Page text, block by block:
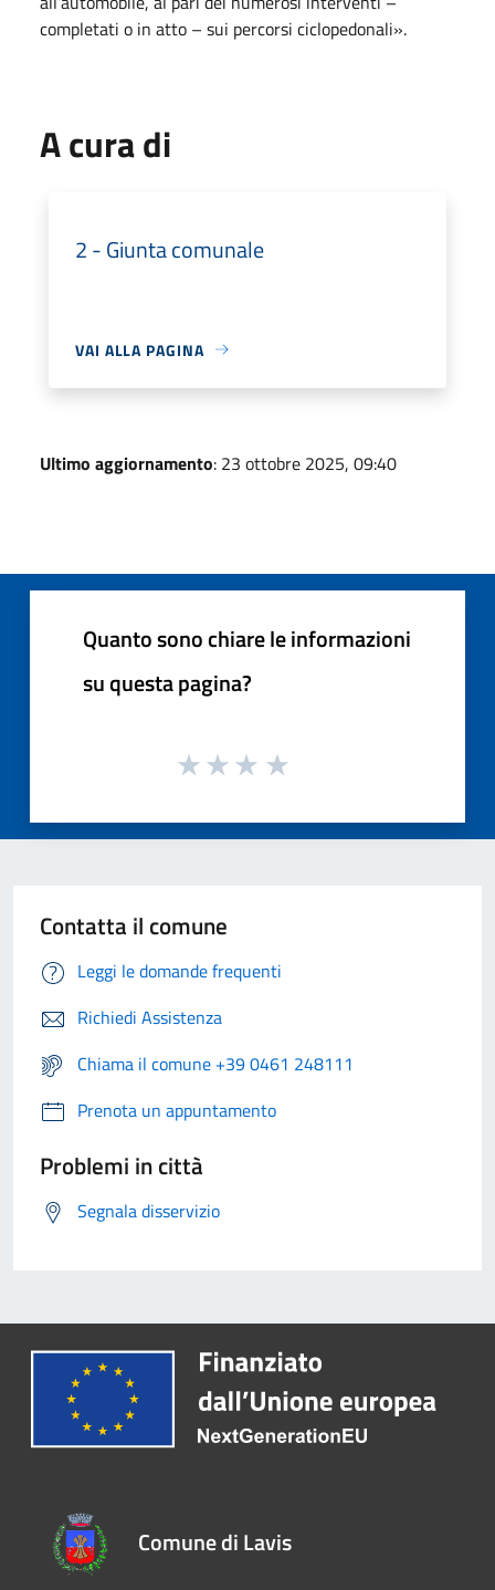
completati o in atto – sui percorsi ciclopedonali».
A cura di
2 - Giunta comunale
VAI ALLA PAGINA
Ultimo aggiornamento: 23 ottobre 2025, 09:40
Quanto sono chiare le informazioni
su questa pagina?
Contatta il comune
Leggi le domande frequenti
Richiedi Assistenza
Chiama il comune +39 0461 248111
Prenota un appuntamento
Problemi in città
Segnala disservizio
Comune di Lavis